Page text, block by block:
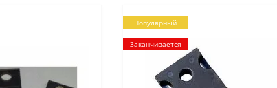
Популярный
Заканчивается